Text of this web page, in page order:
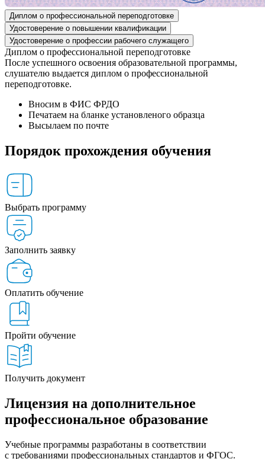
Диплом о профессиональной переподготовке
Удостоверение о повышении квалификации
Удостоверение о профессии рабочего служащего
Диплом о профессиональной переподготовке
После успешного освоения образовательной программы,
слушателю выдается диплом о профессиональной
переподготовке.
Вносим в ФИС ФРДО
Печатаем на бланке установленого образца
Высылаем по почте
Порядок прохождения обучения
Выбрать программу
Заполнить заявку
Оплатить обучение
Пройти обучение
Получить документ
Лицензия на дополнительное
профессиональное образование
Учебные программы разработаны в соответствии
с требованиями профессиональных стандартов и ФГОС.